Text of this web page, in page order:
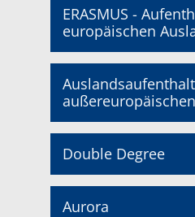
ERASMUS -
europäischen
Double Degree
Aurora